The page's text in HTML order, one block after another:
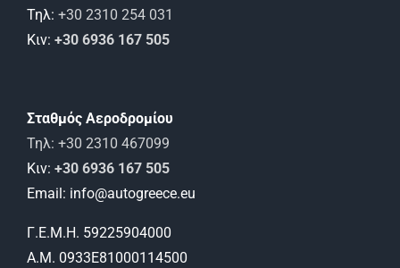
Τηλ: +30 2310 254 031
Κιν: +30 6936 167 505
Σταθμός Αεροδρομίου
Τηλ: +30 2310 467099
Κιν: +30 6936 167 505
Email: info@autogreece.eu
Γ.Ε.Μ.Η. 59225904000
Α.Μ. 0933Ε81000114500